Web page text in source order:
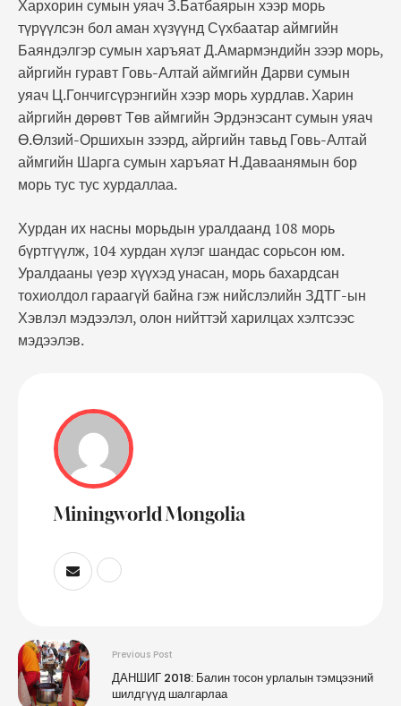
Хархорин сумын уяач З.Батбаярын хээр морь
түрүүлсэн бол аман хүзүүнд Сүхбаатар аймгийн
Баяндэлгэр сумын харъяат Д.Амармэндийн зээр морь,
айргийн гуравт Говь-Алтай аймгийн Дарви сумын
уяач Ц.Гончигсүрэнгийн хээр морь хурдлав. Харин
айргийн дөрөвт Төв аймгийн Эрдэнэсант сумын уяач
Ө.Өлзий-Оршихын зээрд, айргийн тавьд Говь-Алтай
аймгийн Шарга сумын харъяат Н.Даваанямын бор
морь тус тус хурдаллаа.
Хурдан их насны морьдын уралдаанд 108 морь
бүртгүүлж, 104 хурдан хүлэг шандас сорьсон юм.
Уралдааны үеэр хүүхэд унасан, морь бахардсан
тохиолдол гараагүй байна гэж нийслэлийн ЗДТГ-ын
Хэвлэл мэдээлэл, олон нийттэй харилцах хэлтсээс
мэдээлэв.
Miningworld Mongolia
Previous Post
ДАНШИГ 2018: Балин тосон урлалын тэмцээний
шилдгүүд шалгарлаа